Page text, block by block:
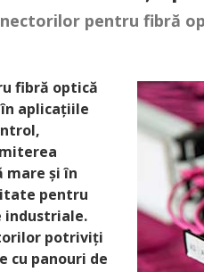
pentru fibră
fibră optică
aplicațiile
mare și în
pentru
potriviți
cu panouri de